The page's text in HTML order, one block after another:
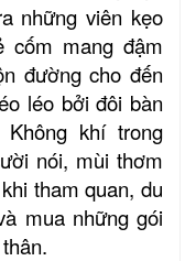
những viên kẹo
cốm mang đậm
đường cho đến
léo bởi đôi bàn
khí trong
nói, mùi thơm
tham quan, du
mua những gói